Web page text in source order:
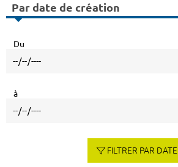
Par date de création
Du
à
FILTRER PAR DATE